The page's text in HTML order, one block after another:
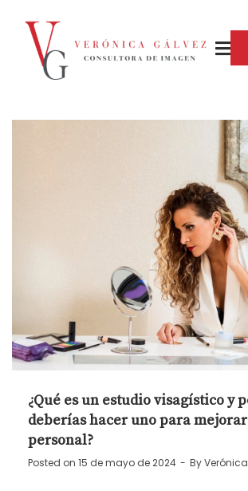
¿Qué es un estudio visagístico y
deberías hacer uno para
personal?
Posted on 15 de mayo de 2024 By